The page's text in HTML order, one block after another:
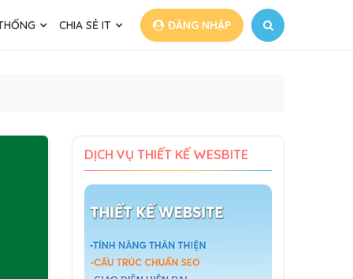
CHIA SẺ IT ĐĂNG NHẬP
DỊCH VỤ THIẾT KẾ WESBITE